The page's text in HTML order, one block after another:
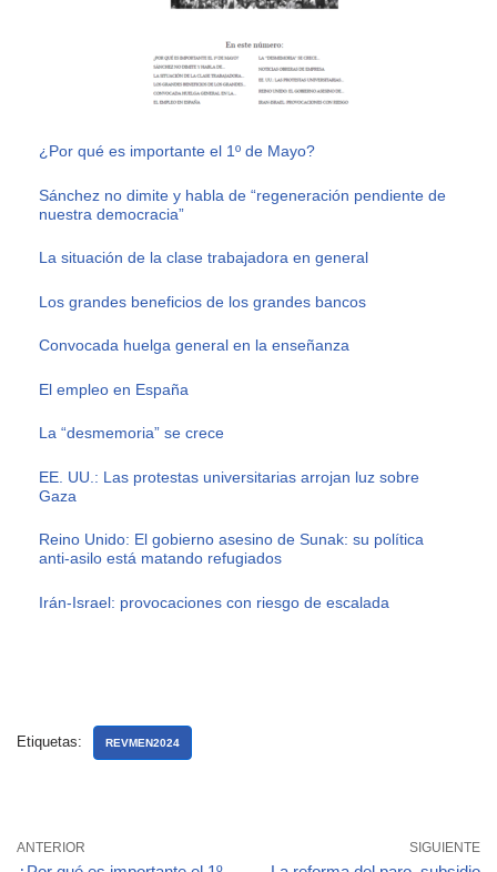
¿Por qué es importante el 1º de Mayo?
Sánchez no dimite y habla de “regeneración pendiente de
nuestra democracia”
La situación de la clase trabajadora en general
Los grandes beneficios de los grandes bancos
Convocada huelga general en la enseñanza
El empleo en España
La “desmemoria” se crece
EE. UU.: Las protestas universitarias arrojan luz sobre
Gaza
Reino Unido: El gobierno asesino de Sunak: su política
anti-asilo está matando refugiados
Irán-Israel: provocaciones con riesgo de escalada
Etiquetas: REVMEN2024
ANTERIOR SIGUIENTE